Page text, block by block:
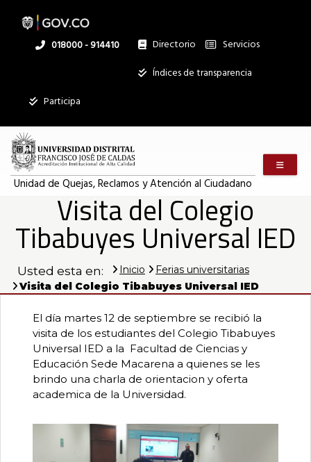
contenido
Linea
018000 - 914410 Directorio
Institucional
Servicios
Índices de transparencia
Participa
Unidad de Quejas, Reclamos y Atención al Ciudadano
Visita del Colegio
Tibabuyes Universal IED
Usted esta en: Inicio
Ferias universitarias
Visita del Colegio Tibabuyes Universal IED
El día martes 12 de septiembre se recibió la
visita de los estudiantes del Colegio Tibabuyes
Universal IED a la Facultad de Ciencias y
Educación Sede Macarena a quienes se les
brindo una charla de orientacion y oferta
academica de la Universidad.
registros
Buscar:
Servicios
Ningún dato
disponible en
Mostrando